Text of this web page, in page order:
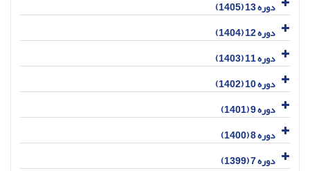
دوره 13 (1405)
دوره 12 (1404)
دوره 11 (1403)
دوره 10 (1402)
دوره 9 (1401)
دوره 8 (1400)
دوره 7 (1399)